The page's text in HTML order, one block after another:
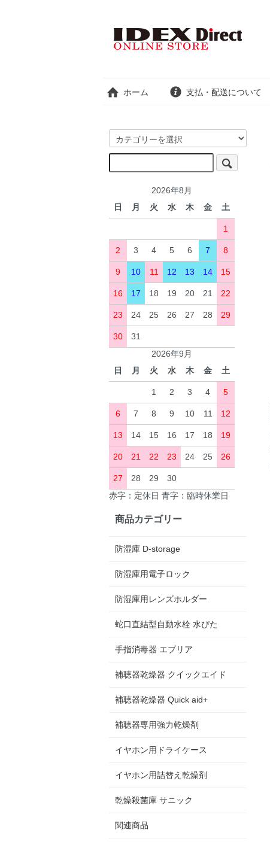
ホーム 支払・配送について
2026年8月
日
月 火 水 木 金 土
1
2 3 4 5 6 7 8
9 10 11 12 13 14 15
16 17 18 19 20 21 22
23 24 25 26 27 28 29
30
31
2026年9月
日
月 火 水 木 金 土
1 2 3 4 5
6 7 8 9 10 11 12
13 14 15 16 17 18 19
20 21 22 23 24 25 26
27 28 29
30
赤字：定休日 青字：臨時休業日
商品カテゴリー
防湿庫 D-storage
防湿庫用電子ロック
防湿庫用レンズホルダー
蛇口直結型自動水栓 水ぴた
手指消毒器 エブリア
補聴器乾燥器 クイックエイド
補聴器乾燥器 Quick aid+
補聴器専用強力乾燥剤
イヤホン用ドライケース
イヤホン用詰替え乾燥剤
乾燥殺菌庫 サニック
関連商品